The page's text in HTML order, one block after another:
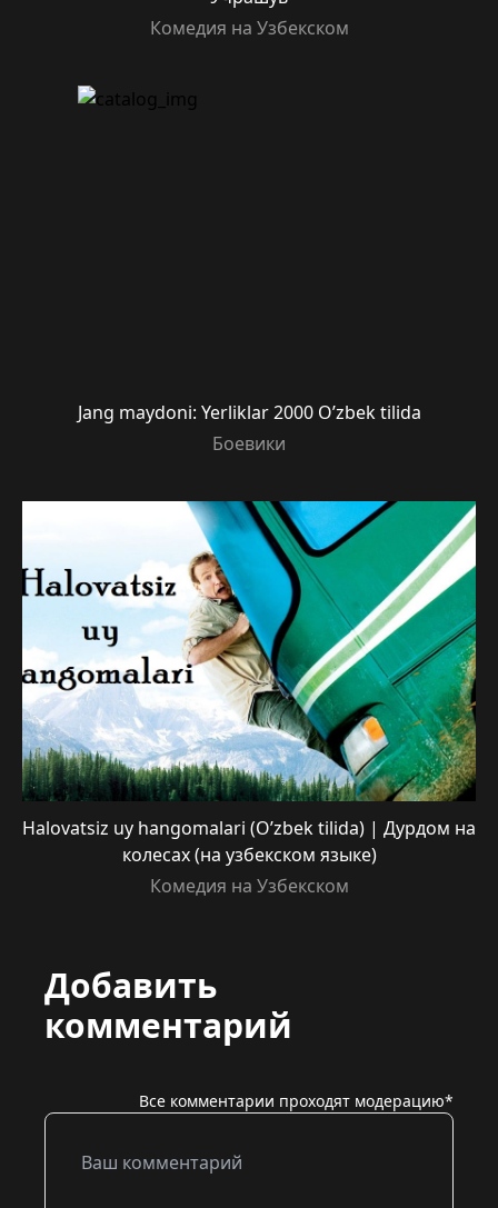
Комедия на Узбекском
Jang maydoni: Yerliklar 2000 O’zbek tilida
Боевики
Halovatsiz uy hangomalari (O’zbek tilida) | Дурдом на
колесах (на узбекском языке)
Комедия на Узбекском
Добавить
комментарий
Все комментарии проходят модерацию*